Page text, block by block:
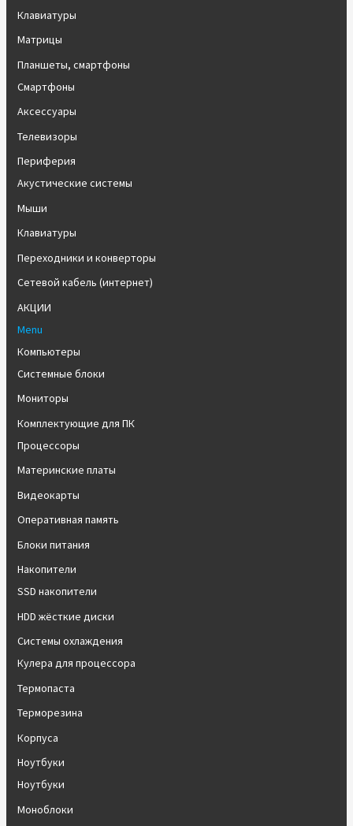
Клавиатуры
Матрицы
Планшеты, смартфоны
Смартфоны
Аксессуары
Телевизоры
Периферия
Акустические системы
Мыши
Клавиатуры
Переходники и конверторы
Сетевой кабель (интернет)
АКЦИИ
Menu
Компьютеры
Системные блоки
Мониторы
Комплектующие для ПК
Процессоры
Материнские платы
Видеокарты
Оперативная память
Блоки питания
Накопители
SSD накопители
HDD жёсткие диски
Системы охлаждения
Кулера для процессора
Термопаста
Терморезина
Корпуса
Ноутбуки
Ноутбуки
Моноблоки